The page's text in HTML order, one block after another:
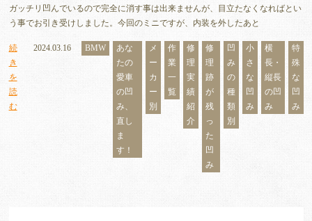
ガッチリ凹んでいるので完全に消す事は出来ませんが、目立たなくなればとい
う事でお引き受けしました。今回のミニですが、内装を外したあと
続
き
を
読
む
2024.03.16 BMW
あな
たの
愛車
の凹
み、
直し
ま
す！
メ
ー
カ
ー
別
作
業
一
覧
修
理
実
績
紹
介
修
理
跡
が
残
っ
た
凹
み
凹
み
の
種
類
別
小
さ
な
凹
み
横
長・
縦長
の凹
み
特
殊
な
凹
み